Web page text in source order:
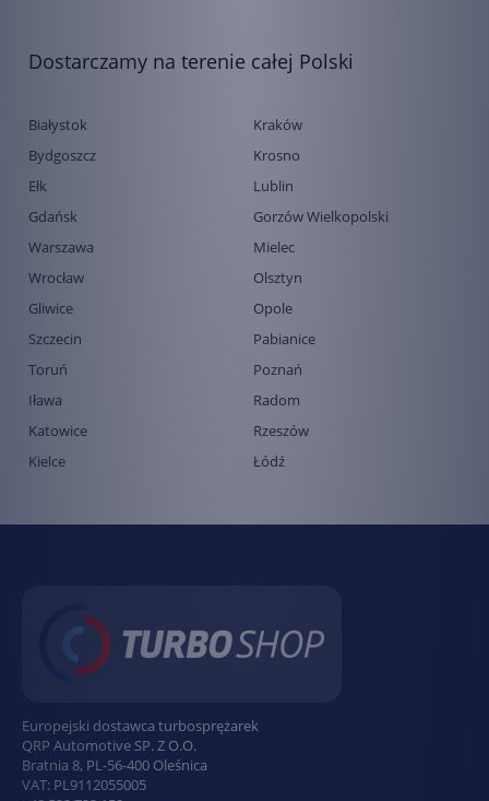
Dostarczamy na terenie całej Polski
Białystok
Bydgoszcz
Ełk
Gdańsk
Warszawa
Wrocław
Gliwice
Szczecin
Toruń
Iława
Katowice
Kielce
Kraków
Krosno
Lublin
Gorzów Wielkopolski
Mielec
Olsztyn
Opole
Pabianice
Poznań
Radom
Rzeszów
Łódź
Europejski dostawca turbosprężarek
QRP Automotive SP. Z O.O.
Bratnia 8, PL-56-400 Oleśnica
VAT: PL9112055005